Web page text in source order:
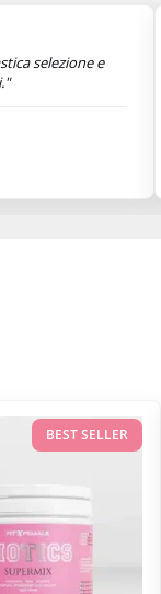
selezione e
BEST SELLER